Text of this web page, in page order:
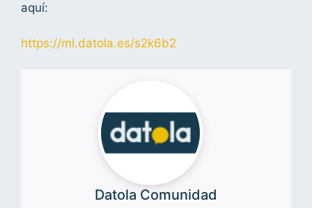
aquí:
https://ml.datola.es/s2k6b2
Datola Comunidad